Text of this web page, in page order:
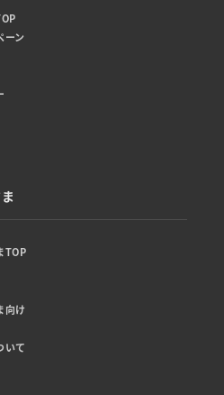
ーン
TOP
向け
いて